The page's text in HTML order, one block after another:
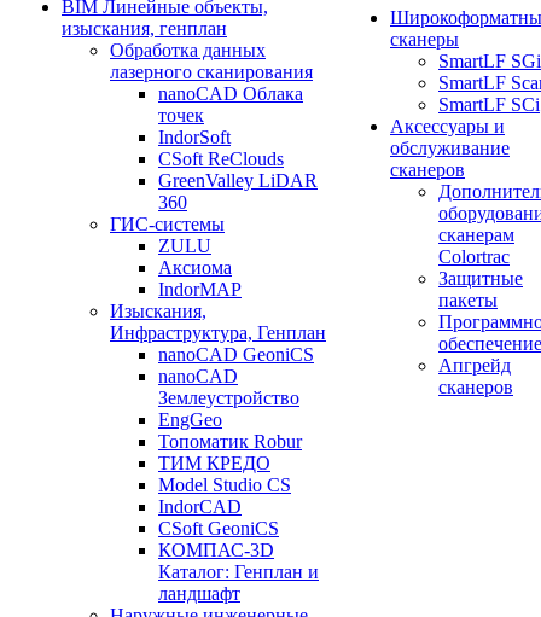
BIM Линейные объекты,
изыскания, генплан
Обработка данных
лазерного сканирования
nanoCAD Облака
точек
IndorSoft
CSoft ReClouds
GreenValley LiDAR
360
ГИС-системы
ZULU
Аксиома
IndorMAP
Изыскания,
Инфраструктура, Генплан
nanoCAD GeoniCS
nanoCAD
Землеустройство
EngGeo
Топоматик Robur
ТИМ КРЕДО
Model Studio CS
IndorCAD
CSoft GeoniCS
КОМПАС-3D
Каталог: Генплан и
ландшафт
сканеры
SmartLF SGi
SmartLF
SmartLF SCi
Аксессуары и
обслуживание
сканеров
сканерам
Colortrac
Защитные
пакеты
обеспечение
Апгрейд
сканеров